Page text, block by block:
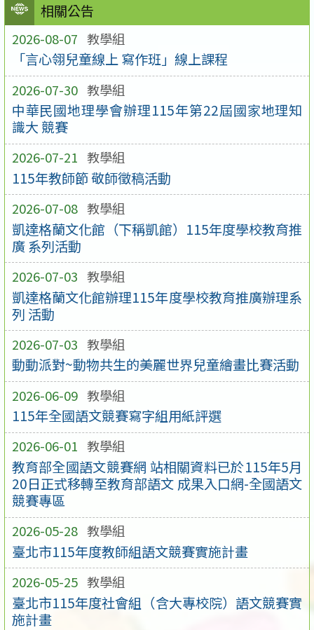
相關公告
2026-08-07 教學組
「言心翎兒童線上 寫作班」線上課程
2026-07-30 教學組
中華民國地理學會辦理115年第22屆國家地理知
識大 競賽
2026-07-21 教學組
115年教師節 敬師徵稿活動
2026-07-08 教學組
凱達格蘭文化館（下稱凱館）115年度學校教育推
廣 系列活動
2026-07-03 教學組
凱達格蘭文化館辦理115年度學校教育推廣辦理系
列 活動
2026-07-03 教學組
動動派對~動物共生的美麗世界兒童繪畫比賽活動
2026-06-09 教學組
115年全國語文競賽寫字組用紙評選
2026-06-01 教學組
教育部全國語文競賽網 站相關資料已於115年5月
20日正式移轉至教育部語文 成果入口網-全國語文
競賽專區
2026-05-28 教學組
臺北市115年度教師組語文競賽實施計畫
2026-05-25 教學組
臺北市115年度社會組（含大專校院）語文競賽實
施計畫